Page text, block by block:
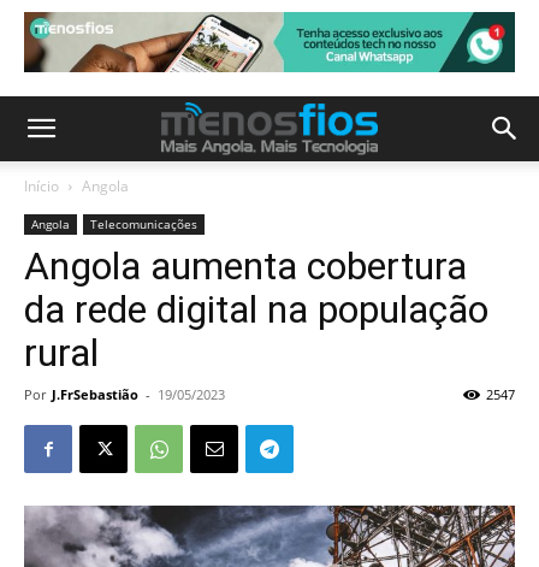
Início Angola
Angola Telecomunicações
Angola aumenta cobertura
da rede digital na população
rural
Por J.FrSebastião - 19/05/2023 2547